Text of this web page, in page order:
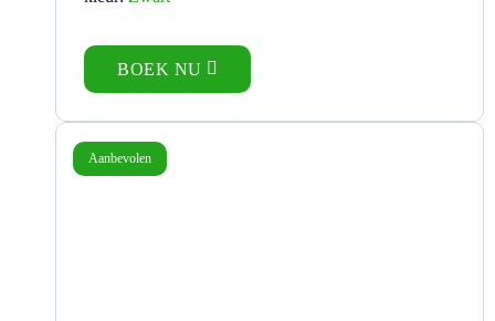
BOEK NU
Aanbevolen